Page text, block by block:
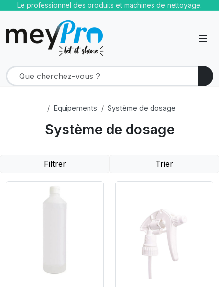
Le professionnel des produits et machines de nettoyage.
Equipements Système de dosage
Système de dosage
Filtrer Trier
Product Link